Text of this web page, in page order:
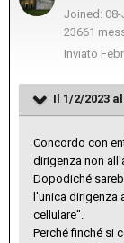
Joined: 08-
23661
Inviato
Il 1/2/2023
Concordo con
dirigenza non
Dopodiché
l'unica dirigenza
cellulare".
Perché finché si